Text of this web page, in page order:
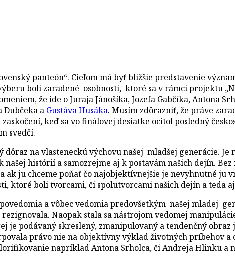
panteón“. Cieľom má byť bližšie predstavenie
boli zaradené osobnosti, ktoré sa v rámci projektu
že ide o Juraja Jánošíka, Jozefa Gabčíka, Antona
Dubčeka a Gustáva Husáka. Musím zdôrazniť, že práve
keď sa vo finálovej desiatke ocitol posledný
svedčí.
na vlasteneckú výchovu našej mladšej generácie.
histórií a samozrejme aj k postavám našich dejín.
ju chceme poňať čo najobjektívnejšie je nevyhnutné ju
ktoré boli tvorcami, či spolutvorcami našich dejín a teda
a vôbec vedomia predovšetkým našej mladej
Naopak stala sa nástrojom vedomej
je podávaný skreslený, zmanipulovaný a tendenčný
právo nie na objektívny výklad životných príbehov a
napríklad Antona Srholca, či Andreja Hlinku a